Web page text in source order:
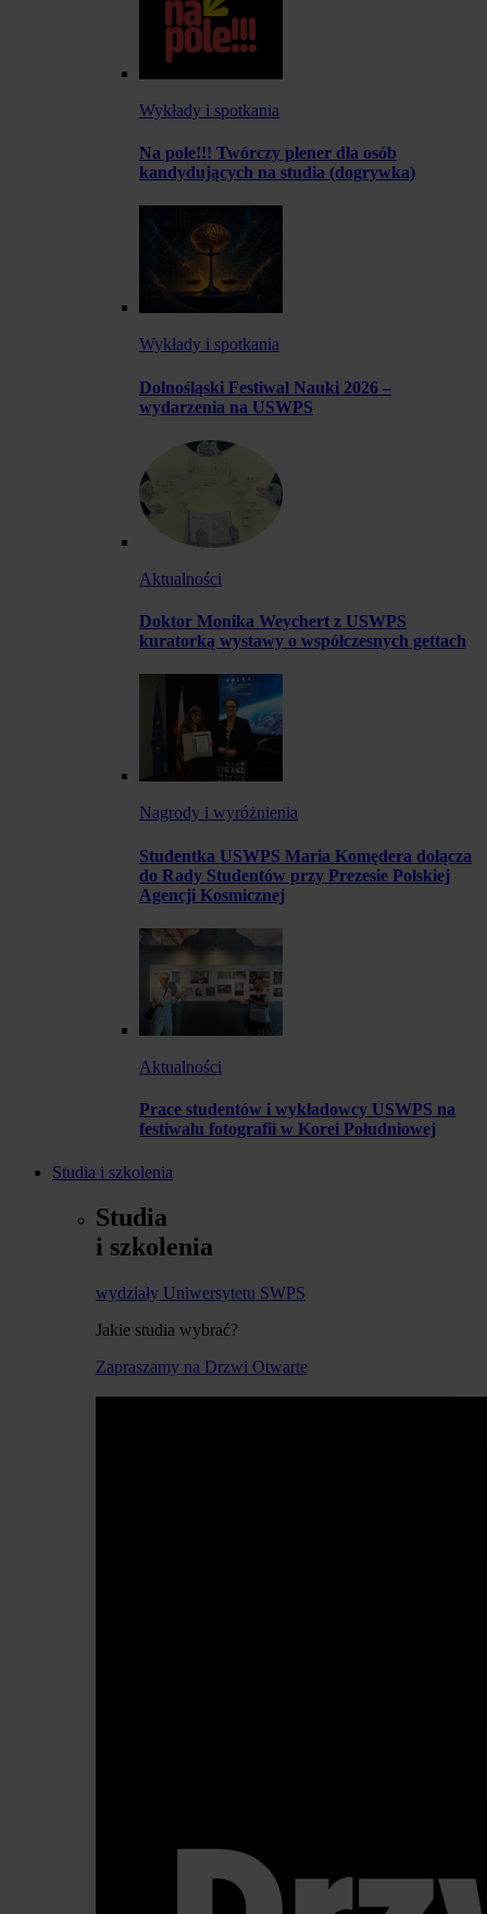
Wykłady i spotkania
Na pole!!! Twórczy plener dla osób
kandydujących na studia (dogrywka)
Wykłady i spotkania
Dolnośląski Festiwal Nauki 2026 –
wydarzenia na USWPS
Aktualności
Doktor Monika Weychert z USWPS
kuratorką wystawy o współczesnych gettach
Nagrody i wyróżnienia
Studentka USWPS Maria Komędera dołącza
do Rady Studentów przy Prezesie Polskiej
Agencji Kosmicznej
Aktualności
Prace studentów i wykładowcy USWPS na
festiwalu fotografii w Korei Południowej
Studia i szkolenia
Studia
i szkolenia
wydziały Uniwersytetu SWPS
Jakie studia wybrać?
Zapraszamy na Drzwi Otwarte